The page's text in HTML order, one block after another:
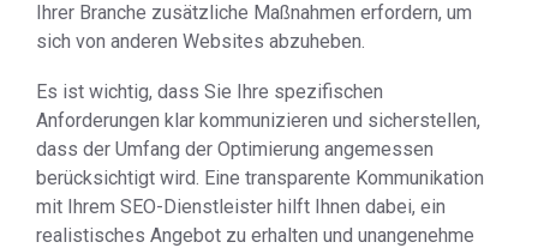
Ihrer Branche zusätzliche Maßnahmen erfordern, um
sich von anderen Websites abzuheben.
Es ist wichtig, dass Sie Ihre spezifischen
Anforderungen klar kommunizieren und sicherstellen,
dass der Umfang der Optimierung angemessen
berücksichtigt wird. Eine transparente Kommunikation
mit Ihrem SEO-Dienstleister hilft Ihnen dabei, ein
realistisches Angebot zu erhalten und unangenehme